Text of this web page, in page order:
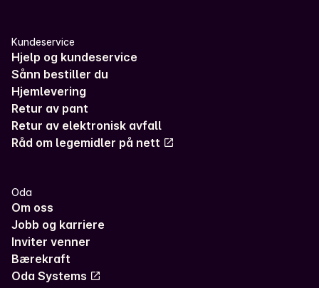
Kundeservice
Hjelp og kundeservice
Sånn bestiller du
Hjemlevering
Retur av pant
Retur av elektronisk avfall
Råd om legemidler på nett
Oda
Om oss
Jobb og karriere
Inviter venner
Bærekraft
Oda Systems